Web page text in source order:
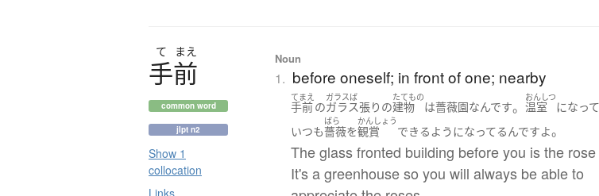
て まえ
手前
common word
jlpt n2
Show 1
collocation
Links
Noun
1. before oneself; in front of one; nearby
てまえ
手前の
ガラスば
ガラス張りの
たてもの
建物 は薔薇園なんです。
おんしつ
温室 になっ
いつも
ばら
薔薇を
かんしょう
観賞 できるようになってるんですよ。
The glass fronted building before you is the
It's a greenhouse so you will always be able to